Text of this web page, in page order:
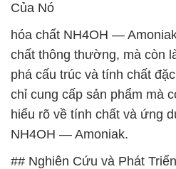
Của Nó
hóa chất NH4OH —
chất thông thường, mà còn
phá cấu trúc và tính chất
chỉ cung cấp sản phẩm mà
hiểu rõ về tính chất và ứng
NH4OH — Amoniak.
## Nghiên Cứu và Phát